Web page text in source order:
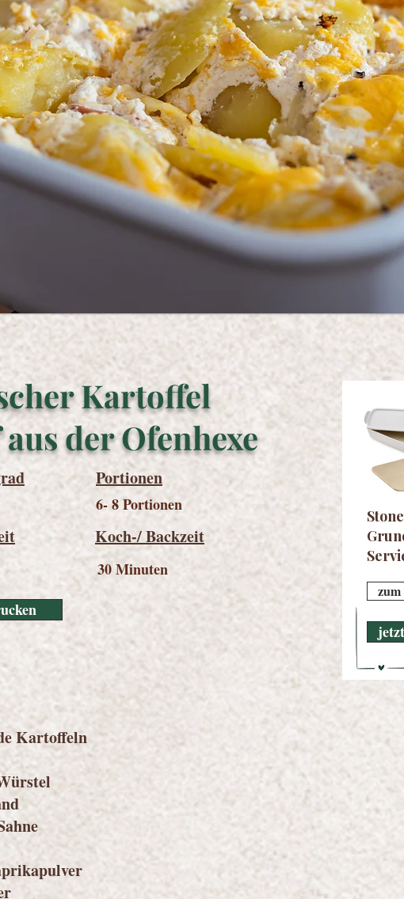
Kartoffel
der Ofenhexe
Portionen
6- 8 Portionen
Koch-/ Backzeit
30 Minuten
Kartoffeln